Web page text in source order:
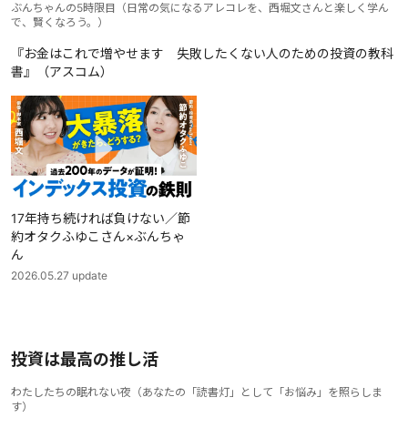
ぶんちゃんの5時限目 （日常の気になるアレコレを、西堀文さんと楽しく学ん
で、賢くなろう。 ）
『お金はこれで増やせます 失敗したくない人のための投資の教科
書』（アスコム）
17年持ち続ければ負けない／節
約オタクふゆこさん×ぶんちゃ
ん
2026.05.27 update
投資は最高の推し活
わたしたちの眠れない夜 （あなたの「読書灯」として「お悩み」を照らしま
す）